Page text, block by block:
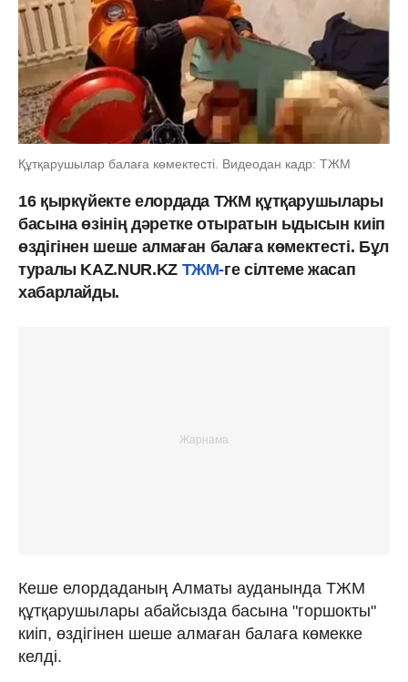
Құтқарушылар балаға көмектесті. Видеодан кадр: ТЖМ
16 қыркүйекте елордада ТЖМ құтқарушылары
басына өзінің дәретке отыратын ыдысын киіп
өздігінен шеше алмаған балаға көмектесті. Бұл
туралы KAZ.NUR.KZТЖМ-ге сілтеме жасап
хабарлайды.
Кеше елордаданың Алматы ауданында ТЖМ
құтқарушылары абайсызда басына "горшокты"
киіп, өздігінен шеше алмаған балаға көмекке
келді.